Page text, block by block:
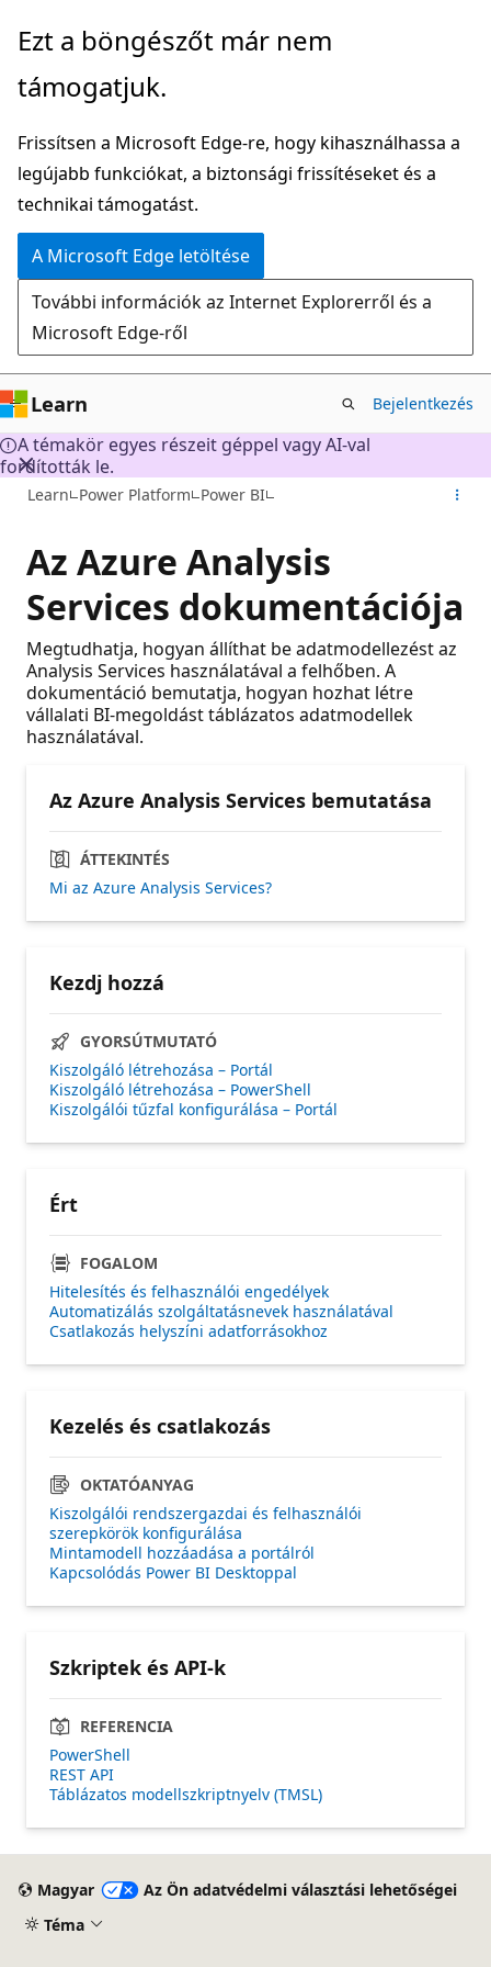
Ugrás
fő
Ezt a böngészőt már nem
támogatjuk.
Frissítsen a Microsoft Edge-re, hogy kihasználhassa a
legújabb funkciókat, a biztonsági frissítéseket és a
technikai támogatást.
A Microsoft Edge letöltése
További információk az Internet Explorerről és a
Microsoft Edge-ről
Learn Bejelentkezés
A témakör egyes részeit géppel vagy AI-val
fordították le.
Learn Power Platform Power BI
Az Azure Analysis
Services dokumentációja
Megtudhatja, hogyan állíthat be adatmodellezést az
Analysis Services használatával a felhőben. A
dokumentáció bemutatja, hogyan hozhat létre
vállalati BI-megoldást táblázatos adatmodellek
használatával.
Az Azure Analysis Services bemutatása
ÁTTEKINTÉS
Mi az Azure Analysis Services?
Kezdj hozzá
GYORSÚTMUTATÓ
Kiszolgáló létrehozása – Portál
Kiszolgáló létrehozása – PowerShell
Kiszolgálói tűzfal konfigurálása – Portál
Ért
FOGALOM
Hitelesítés és felhasználói engedélyek
Automatizálás szolgáltatásnevek használatával
Csatlakozás helyszíni adatforrásokhoz
Kezelés és csatlakozás
OKTATÓANYAG
Kiszolgálói rendszergazdai és felhasználói
szerepkörök konfigurálása
Mintamodell hozzáadása a portálról
Kapcsolódás Power BI Desktoppal
Szkriptek és API-k
REFERENCIA
PowerShell
REST API
Táblázatos modellszkriptnyelv (TMSL)
Magyar
Az Ön adatvédelmi választási lehetőségei
Téma